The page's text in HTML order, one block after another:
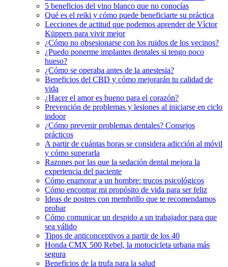
5 beneficios del vino blanco que no conocías
Qué es el reiki y cómo puede beneficiarte su práctica
Lecciones de actitud que podemos aprender de Víctor
Küppers para vivir mejor
¿Cómo no obsesionarse con los ruidos de los vecinos?
¿Puedo ponerme implantes dentales si tengo poco
hueso?
¿Cómo se operaba antes de la anestesia?
Beneficios del CBD y cómo mejorarán tu calidad de
vida
¿Hacer el amor es bueno para el corazón?
Prevención de problemas y lesiones al iniciarse en ciclo
indoor
¿Cómo prevenir problemas dentales? Consejos
prácticos
A partir de cuántas horas se considera adicción al móvil
y cómo superarla
Razones por las que la sedación dental mejora la
experiencia del paciente
Cómo enamorar a un hombre: trucos psicológicos
Cómo encontrar mi propósito de vida para ser feliz
Ideas de postres con membrillo que te recomendamos
probar
Cómo comunicar un despido a un trabajador para que
sea válido
Tipos de anticonceptivos a partir de los 40
Honda CMX 500 Rebel, la motocicleta urbana más
segura
Beneficios de la trufa para la salud